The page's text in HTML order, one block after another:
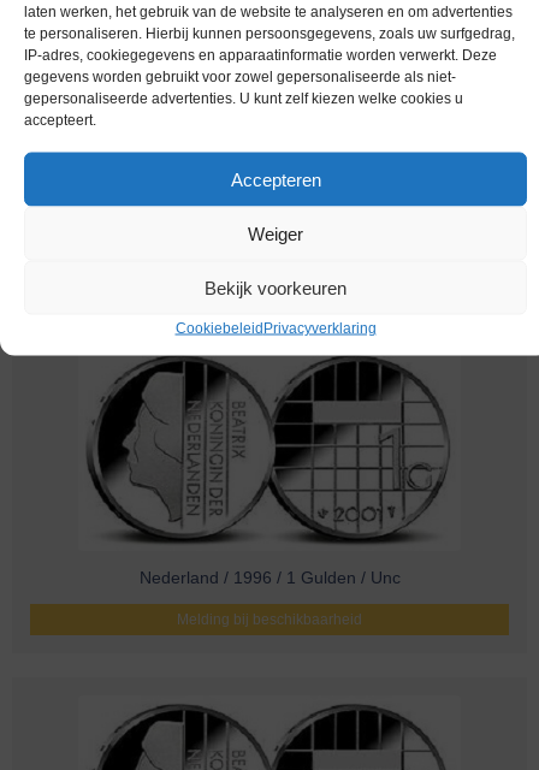
laten werken, het gebruik van de website te analyseren en om advertenties
te personaliseren. Hierbij kunnen persoonsgegevens, zoals uw surfgedrag,
IP-adres, cookiegegevens en apparaatinformatie worden verwerkt. Deze
gegevens worden gebruikt voor zowel gepersonaliseerde als niet-
gepersonaliseerde advertenties. U kunt zelf kiezen welke cookies u
accepteert.
Accepteren
Weiger
Bekijk voorkeuren
CookiebeleidPrivacyverklaring
Nederland / 1997 / 1 Gulden / Fdc
Nederland / 1996 / 1 Gulden / Unc
Melding bij beschikbaarheid